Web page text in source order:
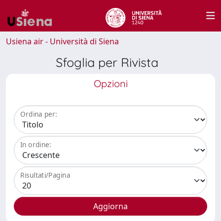
Usiena air - Università di Siena
Sfoglia per Rivista
Opzioni
Ordina per:
In ordine:
Risultati/Pagina